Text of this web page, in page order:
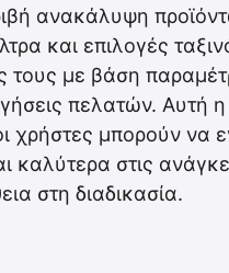
ανακάλυψη
και επιλογές
τους με βάση
πελατών. Αυτή η
χρήστες μπορούν να
καλύτερα στις
στη διαδικασία.